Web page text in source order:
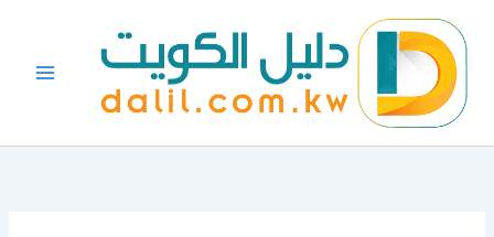
المحتوى